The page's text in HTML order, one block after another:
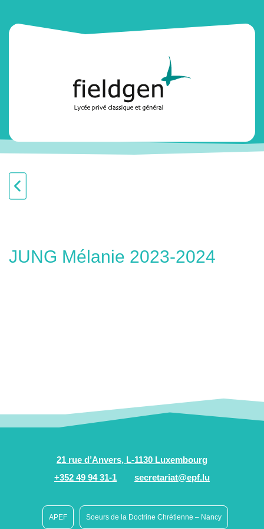
JUNG Mélanie 2023-2024
21 rue d’Anvers, L-1130 Luxembourg
+352 49 94 31-1
secretariat@epf.lu
APEF Soeurs de la Doctrine Chrétienne – Nancy